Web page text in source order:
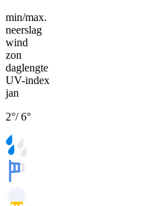
min/max.
neerslag
wind
zon
daglengte
UV-index
jan
2°/6°